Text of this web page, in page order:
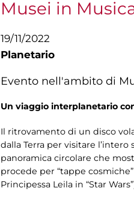
Musei in
19/11/2022
Planetario
Evento nell'ambito di
Un viaggio interplanetario
Il ritrovamento di un disco
dalla Terra per visitare
panoramica circolare che
procede per “tappe
Principessa Leila in “Star